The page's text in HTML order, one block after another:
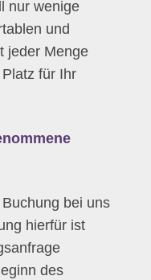
nur wenige
und
jeder Menge
für Ihr
bei uns
hierfür ist
des